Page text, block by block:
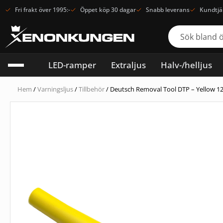
Fri frakt över 1995:- Öppet köp 30 dagar Snabb leverans
LED-ramper Extraljus Halv-/helljus
Hem /Varningsljus/Tillbehör/ Deutsch Removal Tool DTP – Yellow